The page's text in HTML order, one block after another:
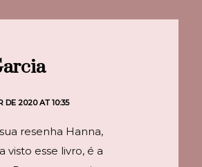
DE 2020 AT 10:35
resenha Hanna,
visto esse livro, é a